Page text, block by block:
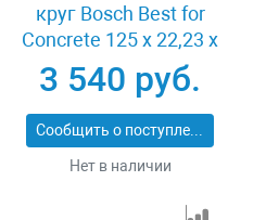
круг Bosch Best for
Concrete 125 x 22,23 x
2,2 x 12 mm
3 540 руб.
Сообщить о поступлении
Нет в наличии